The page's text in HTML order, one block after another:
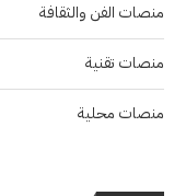
منصات الفن والثقافة
منصات تقنية
منصات محلية